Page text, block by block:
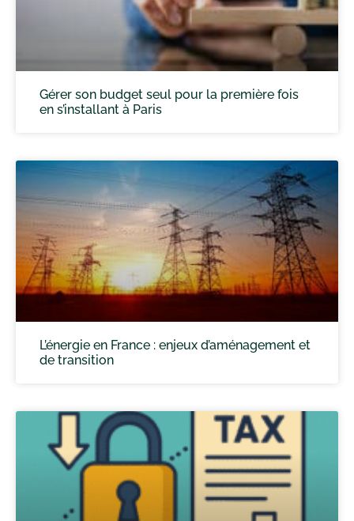
Gérer son budget seul pour la première fois
en s’installant à Paris
L’énergie en France : enjeux d’aménagement et
de transition